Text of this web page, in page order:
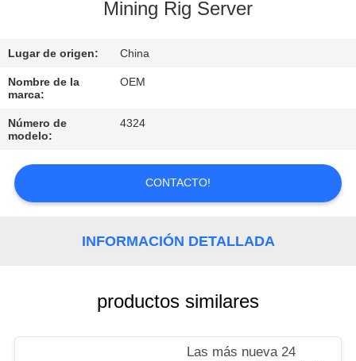
CONTROL
CALIDAD
ÉNTRENOS
EN
CONTACTO
CON
NOTICIAS
Mining Rig Server
Lugar de origen: China
Nombre de la
marca:
OEM
Número de
modelo:
4324
CONTACTO!
INFORMACIÓN DETALLADA
productos similares
Las más nueva 24